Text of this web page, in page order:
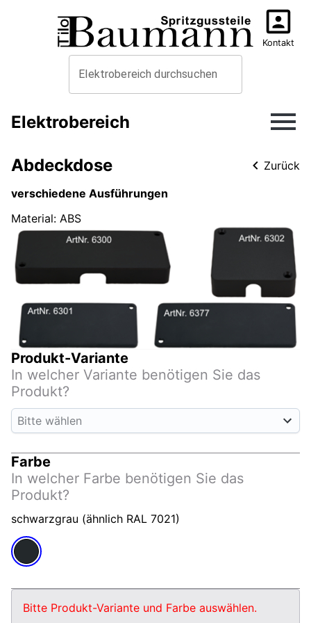
Elektrobereich durchsuchen
Kontakt
Elektrobereich
Abdeckdose Zurück
verschiedene Ausführungen
Material: ABS
Produkt-Variante
In welcher Variante benötigen Sie das
Produkt?
Bitte wählen
Farbe
In welcher Farbe benötigen Sie das
Produkt?
schwarzgrau (ähnlich RAL 7021)
Bitte Produkt-Variante und Farbe auswählen.